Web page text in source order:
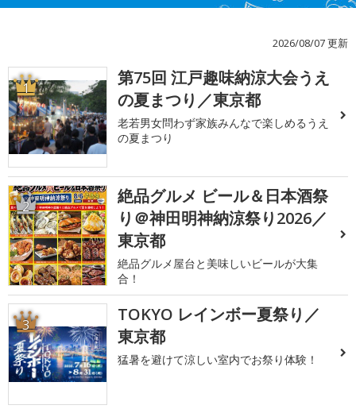
2026/08/07 更新
1
第75回 江戸趣味納涼大会うえ
の夏まつり／東京都
老若男女問わず家族みんなで楽しめるうえ
の夏まつり
2
絶品グルメ ビール＆日本酒祭
り＠神田明神納涼祭り2026／
東京都
絶品グルメ屋台と美味しいビールが大集
合！
3
TOKYO レインボー夏祭り／
東京都
猛暑を避けて涼しい室内でお祭り体験！